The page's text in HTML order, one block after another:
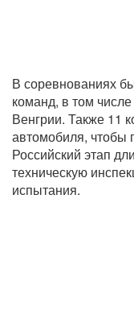
В соревнованиях
команд, в том
Венгрии. Также 11
автомобиля, чтобы
Российский этап
техническую
испытания.